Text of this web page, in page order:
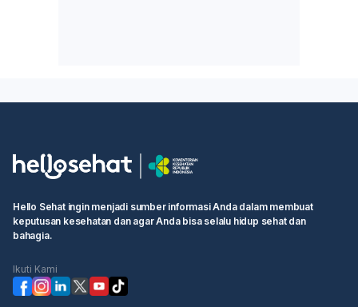
Hello Sehat ingin menjadi sumber informasi Anda dalam membuat
keputusan kesehatan dan agar Anda bisa selalu hidup sehat dan
bahagia.
Ikuti Kami